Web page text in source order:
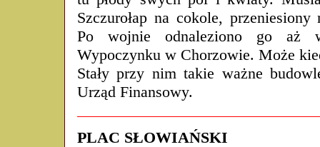
Szczurołap na cokole,
Po wojnie odnaleziono go
Wypoczynku w Chorzowie. Może
Stały przy nim takie ważne
Urząd Finansowy.
PLAC SŁOWIAŃSKI